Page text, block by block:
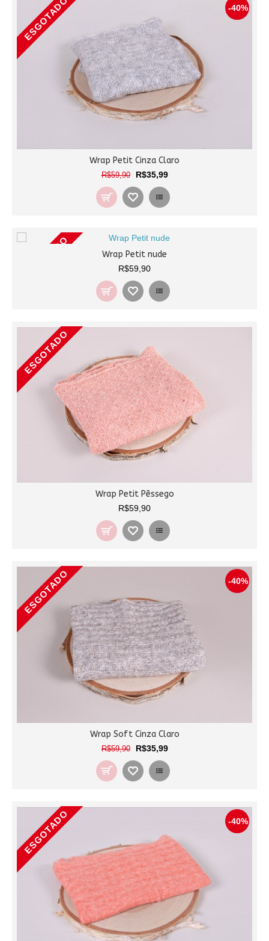
-40%
ESGOTADO
Wrap Petit Cinza Claro
R$59,90 R$35,99
ESGOTADO Wrap Petit nude
R$59,90
ESGOTADO
Wrap Petit Pêssego
R$59,90
-40%
ESGOTADO
Wrap Soft Cinza Claro
R$59,90 R$35,99
-40%
ESGOTADO